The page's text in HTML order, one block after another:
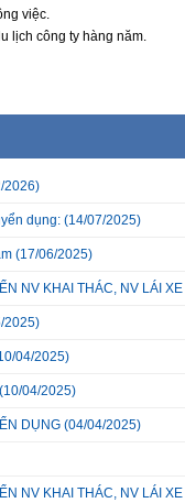
việc.
lịch công ty hàng năm.
2026)
dụng: (14/07/2025)
(17/06/2025)
NV KHAI THÁC, NV LÁI
2025)
04/2025)
(10/04/2025)
DỤNG (04/04/2025)
NV KHAI THÁC, NV LÁI